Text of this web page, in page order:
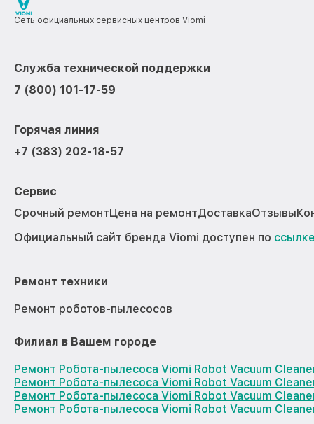
Сеть официальных сервисных центров Viomi
Служба технической поддержки
7 (800) 101-17-59
Горячая линия
+7 (383) 202-18-57
Сервис
Срочный ремонтЦена на ремонтДоставкаОтзывы
Официальный сайт бренда Viomi доступен по
Ремонт техники
Ремонт роботов-пылесосов
Филиал в Вашем городе
Ремонт Робота-пылесоса Viomi Robot Vacuum
Ремонт Робота-пылесоса Viomi Robot Vacuum
Ремонт Робота-пылесоса Viomi Robot Vacuum
Ремонт Робота-пылесоса Viomi Robot Vacuum